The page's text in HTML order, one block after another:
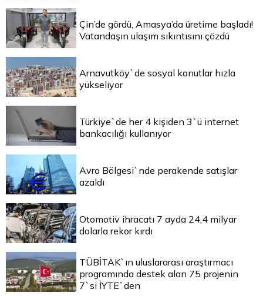
Çin’de gördü, Amasya’da üretime başladı!
Vatandaşın ulaşım sıkıntısını çözdü
Arnavutköy`de sosyal konutlar hızla
yükseliyor
Türkiye`de her 4 kişiden 3`ü internet
bankacılığı kullanıyor
Avro Bölgesi`nde perakende satışlar
azaldı
Otomotiv ihracatı 7 ayda 24,4 milyar
dolarla rekor kırdı
TÜBİTAK`ın uluslararası araştırmacı
programında destek alan 75 projenin
7`si İYTE`den